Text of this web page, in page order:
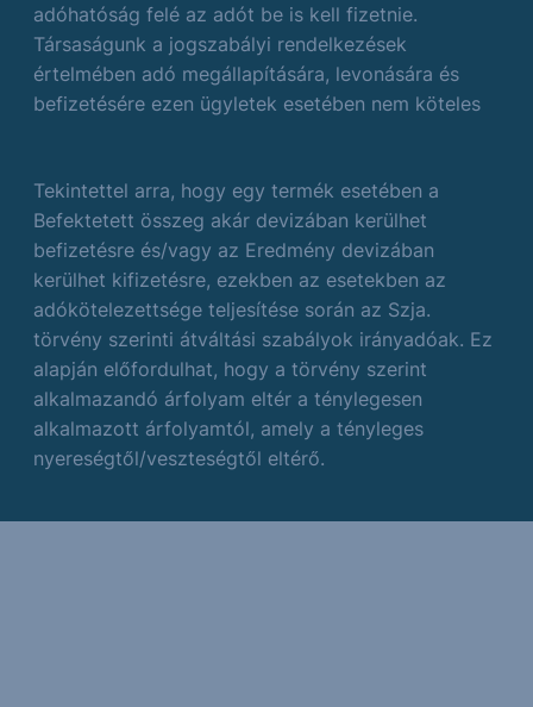
adóhatóság felé az adót be is kell fizetnie.
Társaságunk a jogszabályi rendelkezések
értelmében adó megállapítására, levonására és
befizetésére ezen ügyletek esetében nem köteles
Tekintettel arra, hogy egy termék esetében a
Befektetett összeg akár devizában kerülhet
befizetésre és/vagy az Eredmény devizában
kerülhet kifizetésre, ezekben az esetekben az
adókötelezettsége teljesítése során az Szja.
törvény szerinti átváltási szabályok irányadóak. Ez
alapján előfordulhat, hogy a törvény szerint
alkalmazandó árfolyam eltér a ténylegesen
alkalmazott árfolyamtól, amely a tényleges
nyereségtől/veszteségtől eltérő.